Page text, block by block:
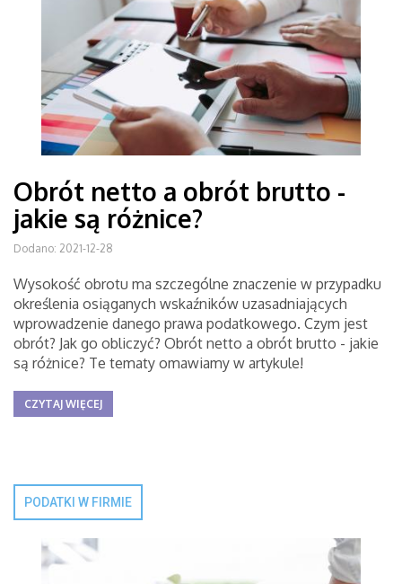
Obrót netto a obrót brutto -
jakie są różnice?
Dodano: 2021-12-28
Wysokość obrotu ma szczególne znaczenie w przypadku
określenia osiąganych wskaźników uzasadniających
wprowadzenie danego prawa podatkowego. Czym jest
obrót? Jak go obliczyć? Obrót netto a obrót brutto - jakie
są różnice? Te tematy omawiamy w artykule!
CZYTAJ WIĘCEJ
PODATKI W FIRMIE